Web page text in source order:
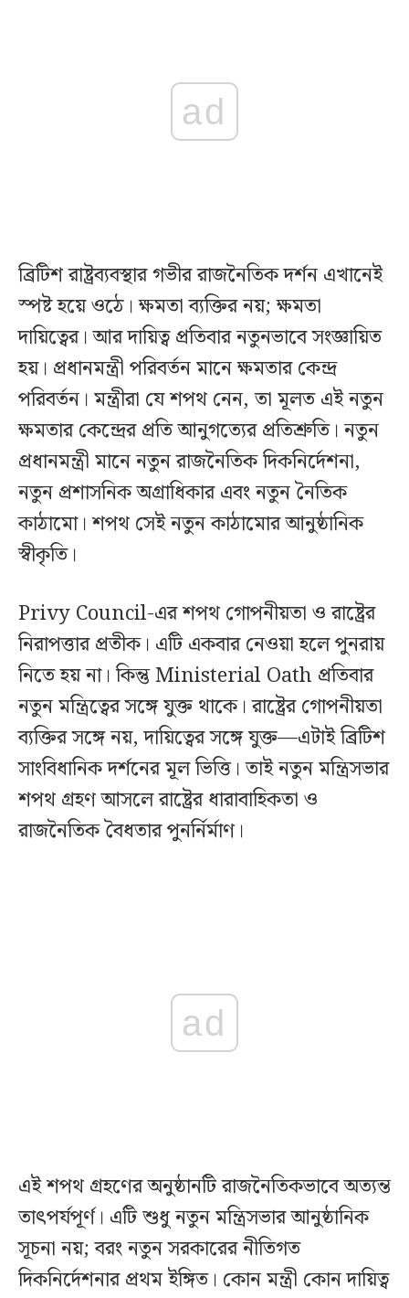
ad
ব্রিটিশ রাষ্ট্রব্যবস্থার গভীর রাজনৈতিক দর্শন এখানেই
স্পষ্ট হয়ে ওঠে। ক্ষমতা ব্যক্তির নয়; ক্ষমতা
দায়িত্বের। আর দায়িত্ব প্রতিবার নতুনভাবে সংজ্ঞায়িত
হয়। প্রধানমন্ত্রী পরিবর্তন মানে ক্ষমতার কেন্দ্র
পরিবর্তন। মন্ত্রীরা যে শপথ নেন, তা মূলত এই নতুন
ক্ষমতার কেন্দ্রের প্রতি আনুগত্যের প্রতিশ্রুতি। নতুন
প্রধানমন্ত্রী মানে নতুন রাজনৈতিক দিকনির্দেশনা,
নতুন প্রশাসনিক অগ্রাধিকার এবং নতুন নৈতিক
কাঠামো। শপথ সেই নতুন কাঠামোর আনুষ্ঠানিক
স্বীকৃতি।
Privy Council-এর শপথ গোপনীয়তা ও রাষ্ট্রের
নিরাপত্তার প্রতীক। এটি একবার নেওয়া হলে পুনরায়
নিতে হয় না। কিন্তু Ministerial Oath প্রতিবার
নতুন মন্ত্রিত্বের সঙ্গে যুক্ত থাকে। রাষ্ট্রের গোপনীয়তা
ব্যক্তির সঙ্গে নয়, দায়িত্বের সঙ্গে যুক্ত—এটাই ব্রিটিশ
সাংবিধানিক দর্শনের মূল ভিত্তি। তাই নতুন মন্ত্রিসভার
শপথ গ্রহণ আসলে রাষ্ট্রের ধারাবাহিকতা ও
রাজনৈতিক বৈধতার পুনর্নির্মাণ।
ad
এই শপথ গ্রহণের অনুষ্ঠানটি রাজনৈতিকভাবে অত্যন্ত
তাৎপর্যপূর্ণ। এটি শুধু নতুন মন্ত্রিসভার আনুষ্ঠানিক
সূচনা নয়; বরং নতুন সরকারের নীতিগত
দিকনির্দেশনার প্রথম ইঙ্গিত। কোন মন্ত্রী কোন দায়িত্ব